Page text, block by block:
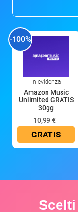
-100%
In evidenza
Amazon Music
Unlimited GRATIS
30gg
10,99 €
GRATIS